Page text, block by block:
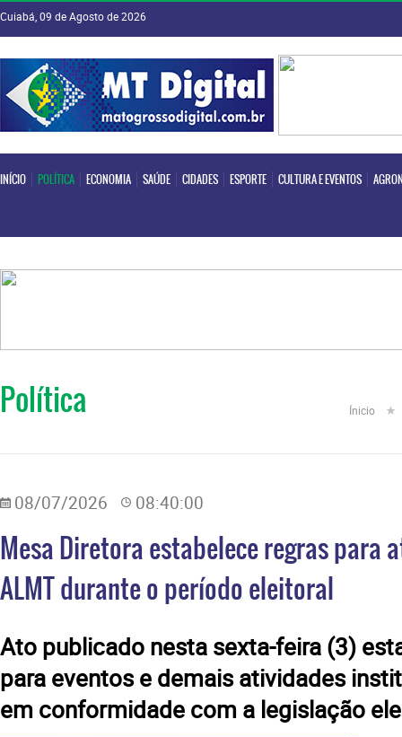
Cuiabá, 09 de Agosto de 2026
INÍCIO POLÍTICA ECONOMIA SAÚDE CIDADES ESPORTE CULTURA E EVENTOS
INÍCIO POLÍTICA ECONOMIA SAÚDE
Política Ínicio
08/07/2026 08:40:00
Mesa Diretora estabelece regras para
ALMT durante o período eleitoral
Ato publicado nesta sexta-feira (3)
para eventos e demais atividades
em conformidade com a legislação